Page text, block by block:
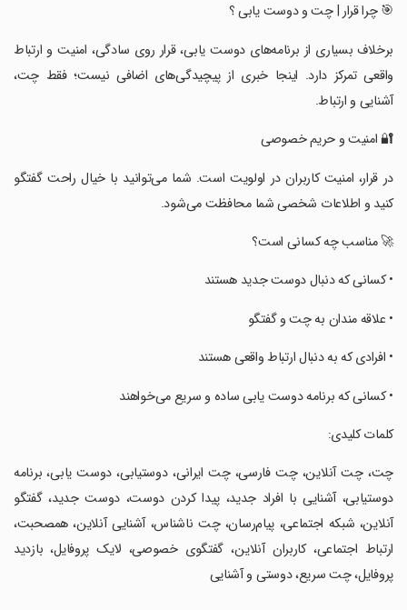
‏‏‏🎯 چرا ‏‏قرار | چت و دوست یابی ؟
‏‏‏برخلاف بسیاری از برنامه‌های دوست یابی، قرار روی سادگی، امنیت و ارتباط
واقعی تمرکز دارد. اینجا خبری از پیچیدگی‌های اضافی نیست؛ فقط چت،
آشنایی و ارتباط.
‏‏‏🔐 امنیت و حریم خصوصی
‏‏‏در قرار، امنیت کاربران در اولویت است. شما می‌توانید با خیال راحت گفتگو
کنید و اطلاعات شخصی شما محافظت می‌شود.
‏‏‏🚀 مناسب چه کسانی است؟
‏‏‏• کسانی که دنبال دوست جدید هستند
‏‏‏• علاقه مندان به چت و گفتگو
‏‏‏• افرادی که به دنبال ارتباط واقعی هستند
‏‏‏• کسانی که برنامه دوست یابی ساده و سریع می‌خواهند
‏‏کلمات کلیدی:
‏‏چت، چت آنلاین، چت فارسی، چت ایرانی، دوستیابی، دوست یابی، برنامه
دوستیابی، آشنایی با افراد جدید، پیدا کردن دوست، دوست جدید، گفتگو
آنلاین، شبکه اجتماعی، پیام‌رسان، چت ناشناس، آشنایی آنلاین، همصحبت،
ارتباط اجتماعی، کاربران آنلاین، گفتگوی خصوصی، لایک پروفایل، بازدید
پروفایل، چت سریع، دوستی و آشنایی